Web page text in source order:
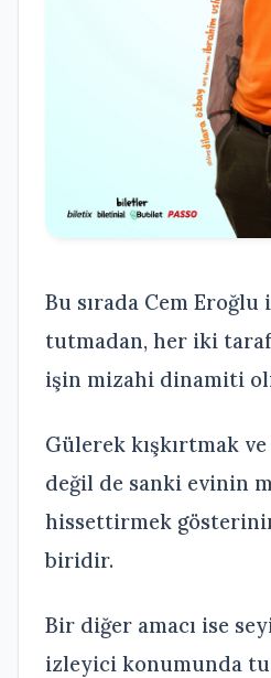
Bu sırada Cem Eroğlu
tutmadan, her iki
işin mizahi dinamiti
Gülerek kışkırtmak
değil de sanki evinin
hissettirmek
biridir.
Bir diğer amacı ise
izleyici konumunda